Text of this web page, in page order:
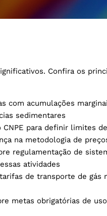
Confira os
com acumulações
sedimentares
para definir limites
na metodologia de
regulamentação de
atividades
de transporte de gás
metas obrigatórias de